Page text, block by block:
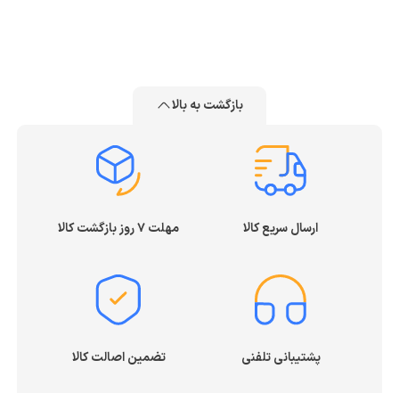
بازگشت به بالا
ارسال سریع کالا مهلت ۷ روز بازگشت کالا
پشتیبانی تلفنی تضمین اصالت کالا